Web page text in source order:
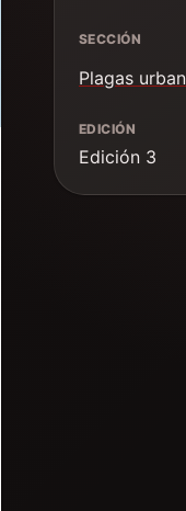
SECCIÓN
Plagas
EDICIÓN
Edición 3